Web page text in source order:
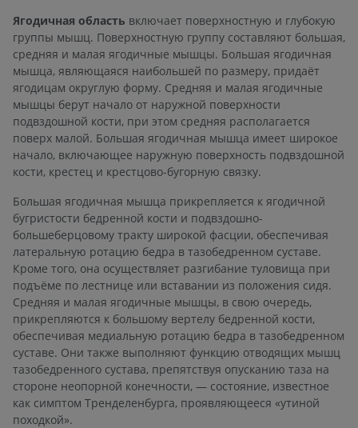
Ягодичная область включает поверхностную и глубокую
группы мышц. Поверхностную группу составляют большая,
средняя и малая ягодичные мышцы. Большая ягодичная
мышца, являющаяся наибольшей по размеру, придаёт
ягодицам округлую форму. Средняя и малая ягодичные
мышцы берут начало от наружной поверхности
подвздошной кости, при этом средняя располагается
поверх малой. Большая ягодичная мышца имеет широкое
начало, включающее наружную поверхность подвздошной
кости, крестец и крестцово-бугорную связку.
Большая ягодичная мышца прикрепляется к ягодичной
бугристости бедренной кости и подвздошно-
большеберцовому тракту широкой фасции, обеспечивая
латеральную ротацию бедра в тазобедренном суставе.
Кроме того, она осуществляет разгибание туловища при
подъёме по лестнице или вставании из положения сидя.
Средняя и малая ягодичные мышцы, в свою очередь,
прикрепляются к большому вертелу бедренной кости,
обеспечивая медиальную ротацию бедра в тазобедренном
суставе. Они также выполняют функцию отводящих мышц
тазобедренного сустава, препятствуя опусканию таза на
стороне неопорной конечности, — состояние, известное
как симптом Тренделенбурга, проявляющееся «утиной
походкой».